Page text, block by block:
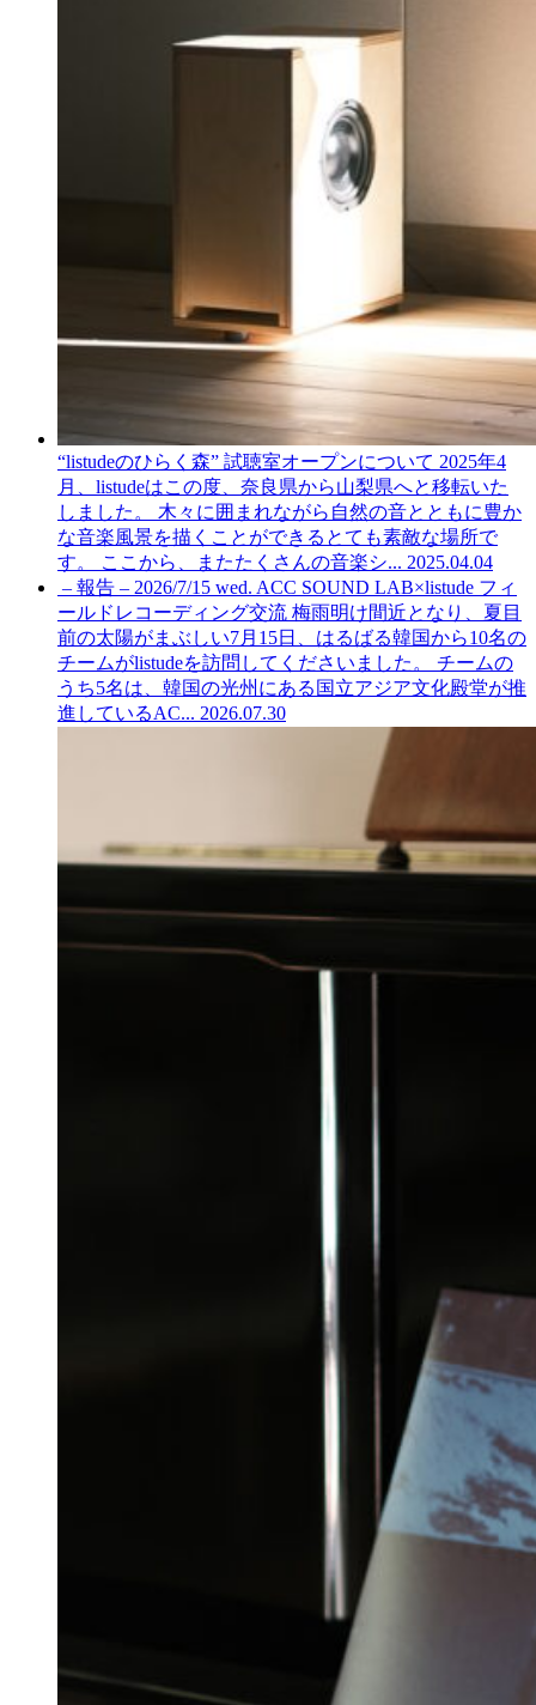
“listudeのひらく森” 試聴室オープンについて 2025年4
月、listudeはこの度、奈良県から山梨県へと移転いた
しました。 木々に囲まれながら自然の音とともに豊か
な音楽風景を描くことができるとても素敵な場所で
す。 ここから、またたくさんの音楽シ... 2025.04.04
– 報告 – 2026/7/15 wed. ACC SOUND LAB×listude フィ
ールドレコーディング交流 梅雨明け間近となり、夏目
前の太陽がまぶしい7月15日、はるばる韓国から10名の
チームがlistudeを訪問してくださいました。 チームの
うち5名は、韓国の光州にある国立アジア文化殿堂が推
進しているAC... 2026.07.30